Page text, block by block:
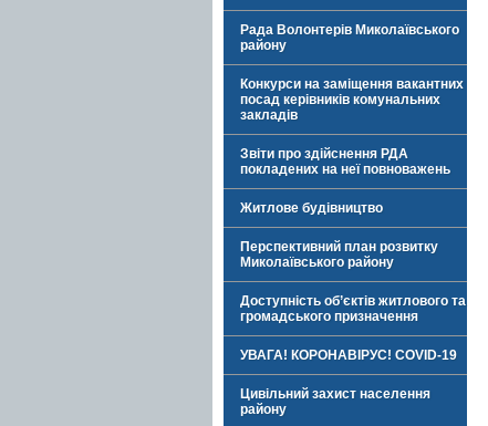
Рада Волонтерів Миколаївського
району
Конкурси на заміщення вакантних
посад керівників комунальних
закладів
Звіти про здійснення РДА
покладених на неї повноважень
Житлове будівництво
Перспективний план розвитку
Миколаївського району
Доступність об’єктів житлового та
громадського призначення
УВАГА! КОРОНАВІРУС! COVID-19
Цивільний захист населення
району